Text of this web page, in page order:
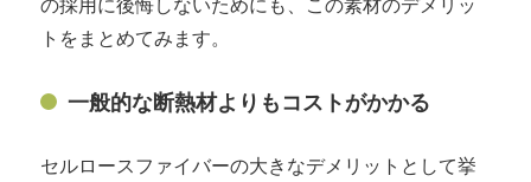
の採用に後悔しないためにも、この素材のデメリッ
トをまとめてみます。
一般的な断熱材よりもコストがかかる
セルロースファイバーの大きなデメリットとして挙